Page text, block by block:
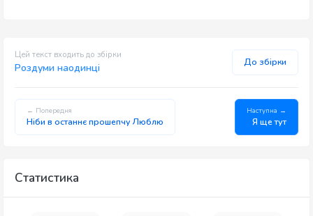
Цей текст входить до збірки
Роздуми наодинці До збірки
← Попередня
Ніби в останнє прошепчу Люблю
Наступна →
Я ще тут
Статистика